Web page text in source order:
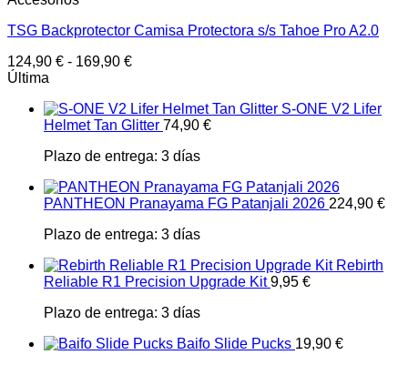
TSG Backprotector Camisa Protectora s/s Tahoe Pro A2.0
124,90 € - 169,90 €
Última
S-ONE V2 Lifer
Helmet Tan Glitter 74,90 €
Plazo de entrega: 3 días
PANTHEON Pranayama FG Patanjali 2026 224,90 €
Plazo de entrega: 3 días
Rebirth
Reliable R1 Precision Upgrade Kit 9,95 €
Plazo de entrega: 3 días
Baifo Slide Pucks 19,90 €